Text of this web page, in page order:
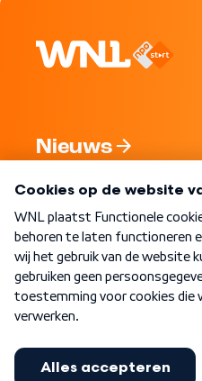
Nieuws
Nieuwsbrief
Word Lid